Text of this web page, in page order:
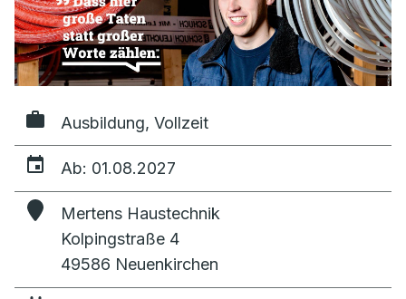
Ausbildung, Vollzeit
Ab: 01.08.2027
Mertens Haustechnik
Kolpingstraße 4
49586 Neuenkirchen